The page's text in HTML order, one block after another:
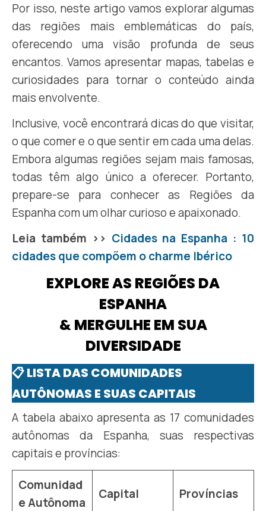
Por isso, neste artigo vamos explorar algumas
das regiões mais emblemáticas do país,
oferecendo uma visão profunda de seus
encantos. Vamos apresentar mapas, tabelas e
curiosidades para tornar o conteúdo ainda
mais envolvente.
Inclusive, você encontrará dicas do que visitar,
o que comer e o que sentir em cada uma delas.
Embora algumas regiões sejam mais famosas,
todas têm algo único a oferecer. Portanto,
prepare-se para conhecer as Regiões da
Espanha com um olhar curioso e apaixonado.
Leia também >> Cidades na Espanha : 10
cidades que compõem o charme Ibérico
EXPLORE AS REGIÕES DA
ESPANHA
& MERGULHE EM SUA
DIVERSIDADE
📋 LISTA DAS COMUNIDADES
AUTÔNOMAS E SUAS CAPITAIS
A tabela abaixo apresenta as 17 comunidades
autônomas da Espanha, suas respectivas
capitais e províncias:
Comunidad
e Autônoma
Capital Províncias